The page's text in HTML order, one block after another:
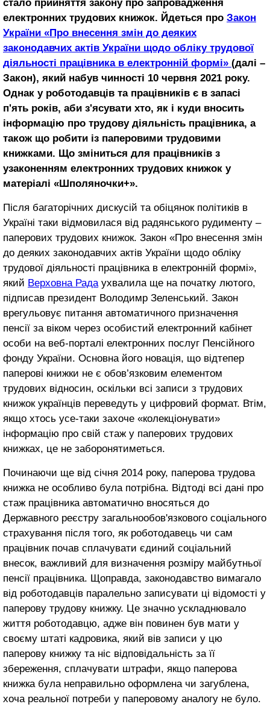
стало прийняття закону про запровадження
електронних трудових книжок. Йдеться про Закон
України «Про внесення змін до деяких
законодавчих актів України щодо обліку трудової
діяльності працівника в електронній формі» (далі –
Закон), який набув чинності 10 червня 2021 року.
Однак у роботодавців та працівників є в запасі
п'ять років, аби з'ясувати хто, як і куди вносить
інформацію про трудову діяльність працівника, а
також що робити із паперовими трудовими
книжками. Що зміниться для працівників з
узаконенням електронних трудових книжок у
матеріалі «Шполяночки+».
Після багаторічних дискусій та обіцянок політиків в
Україні таки відмовилася від радянського рудименту –
паперових трудових книжок. Закон «Про внесення змін
до деяких законодавчих актів України щодо обліку
трудової діяльності працівника в електронній формі»,
який Верховна Радаухвалила ще на початку лютого,
підписав президент Володимр Зеленський. Закон
врегульовує питання автоматичного призначення
пенсії за віком через особистий електронний кабінет
особи на веб-порталі електронних послуг Пенсійного
фонду України. Основна його новація, що відтепер
паперові книжки не є обов’язковим елементом
трудових відносин, оскільки всі записи з трудових
книжок українців переведуть у цифровий формат. Втім,
якщо хтось усе-таки захоче «колекціонувати»
інформацію про свій стаж у паперових трудових
книжках, це не заборонятиметься.
Починаючи ще від січня 2014 року, паперова трудова
книжка не особливо була потрібна. Відтоді всі дані про
стаж працівника автоматично вносяться до
Державного реєстру загальнообов'язкового соціального
страхування після того, як роботодавець чи сам
працівник почав сплачувати єдиний соціальний
внесок, важливий для визначення розміру майбутньої
пенсії працівника. Щоправда, законодавство вимагало
від роботодавців паралельно записувати ці відомості у
паперову трудову книжку. Це значно ускладнювало
життя роботодавцю, адже він повинен був мати у
своєму штаті кадровика, який вів записи у цю
паперову книжку та ніс відповідальність за її
збереження, сплачувати штрафи, якщо паперова
книжка була неправильно оформлена чи загублена,
хоча реальної потреби у паперовому аналогу не було.